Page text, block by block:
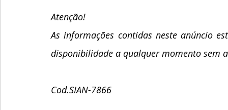
Atenção!
As informações contidas neste anúncio
disponibilidade a qualquer momento sem
Cod.SIAN-7866